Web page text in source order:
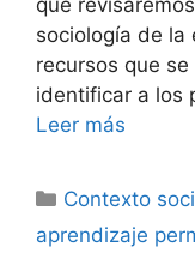
que
sociología de la
recursos que
identificar a los
Leer más
Categorías
Contexto
aprendizaje